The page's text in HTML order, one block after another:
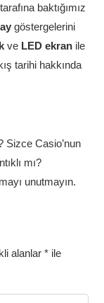
baktığımız
aygöstergelerini
ve LED ekranile
tarihi hakkında
Sizce Casio’nun
mı?
unutmayın.
alanlar *ile